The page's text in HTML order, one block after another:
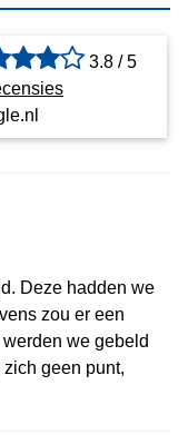
3.8 / 5
Deze hadden we
zou er een
we gebeld
geen punt,